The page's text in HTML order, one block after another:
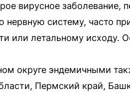
вирусное
нервную систему, часто
или летальному исходу.
округе эндемичными
Пермский край,